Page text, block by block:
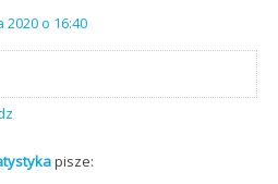
o 16:40
pisze: